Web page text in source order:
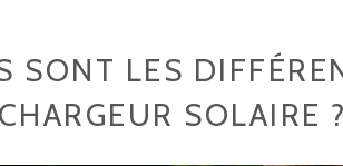
SONT LES
SOLAIRE ?